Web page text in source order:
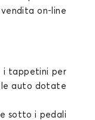
on-line
i tappetini per
le auto dotate
sotto i pedali